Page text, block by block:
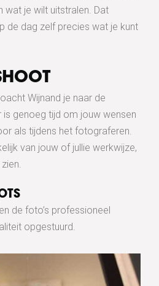
wat je wilt uitstralen. Dat
de dag zelf precies wat je kunt
Wijnand je naar de
is genoeg tijd om jouw wensen
als tijdens het fotograferen.
van jouw of jullie werkwijze,
de foto’s professioneel
opgestuurd.